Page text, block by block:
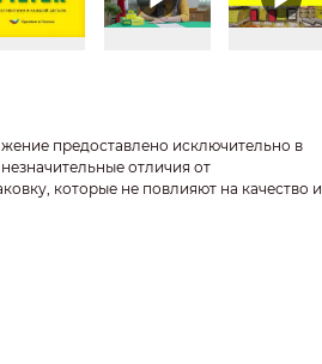
предоставлено исключительно в
отличия от
которые не повлияют на качество и